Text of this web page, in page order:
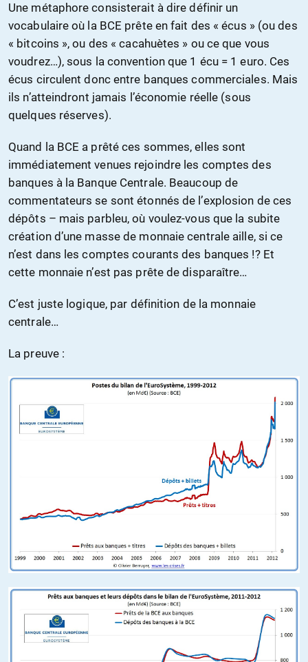
Une métaphore consisterait à dire définir un
vocabulaire où la BCE prête en fait des « écus » (ou des
« bitcoins », ou des « cacahuètes » ou ce que vous
voudrez…), sous la convention que 1 écu = 1 euro. Ces
écus circulent donc entre banques commerciales. Mais
ils n’atteindront jamais l’économie réelle (sous
quelques réserves).
Quand la BCE a prêté ces sommes, elles sont
immédiatement venues rejoindre les comptes des
banques à la Banque Centrale. Beaucoup de
commentateurs se sont étonnés de l’explosion de ces
dépôts – mais parbleu, où voulez-vous que la subite
création d’une masse de monnaie centrale aille, si ce
n’est dans les comptes courants des banques !? Et
cette monnaie n’est pas prête de disparaître…
C’est juste logique, par définition de la monnaie
centrale…
La preuve :